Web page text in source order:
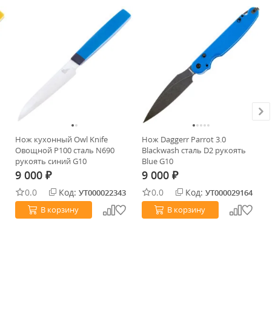
Нож кухонный Owl Knife
Овощной P100 сталь N690
рукоять синий G10
9 000 ₽
0.0 Код: УТ000022343
В корзину
Нож Daggerr Parrot 3.0
Blackwash сталь D2 рукоять
Blue G10
9 000 ₽
0.0 Код: УТ000029164
В корзину